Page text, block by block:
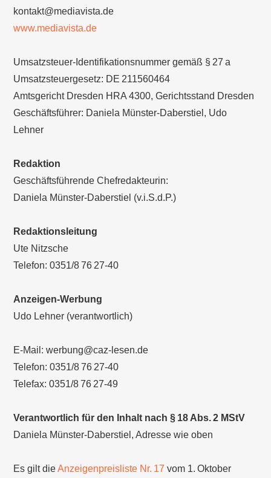
kontakt@mediavista.de
www.mediavista.de
Umsatzsteuer-Identifikationsnummer gemäß § 27 a
Umsatzsteuergesetz: DE 211560464
Amtsgericht Dresden HRA 4300, Gerichtsstand Dresden
Geschäftsführer: Daniela Münster-Daberstiel, Udo
Lehner
Redaktion
Geschäftsführende Chefredakteurin:
Daniela Münster-Daberstiel (v.i.S.d.P.)
Redaktionsleitung
Ute Nitzsche
Telefon: 0351/8 76 27-40
Anzeigen-Werbung
Udo Lehner (verantwortlich)
E-Mail: werbung@caz-lesen.de
Telefon: 0351/8 76 27-40
Telefax: 0351/8 76 27-49
Verantwortlich für den Inhalt nach § 18 Abs. 2 MStV
Daniela Münster-Daberstiel, Adresse wie oben
Es gilt dieAnzeigenpreisliste Nr. 17 vom 1. Oktober